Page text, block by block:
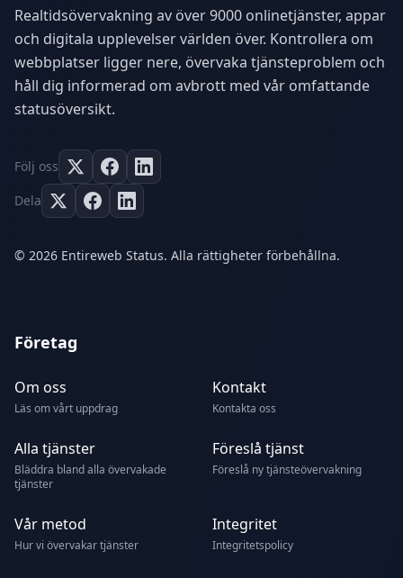
Realtidsövervakning av över 9000 onlinetjänster, appar
och digitala upplevelser världen över. Kontrollera om
webbplatser ligger nere, övervaka tjänsteproblem och
håll dig informerad om avbrott med vår omfattande
statusöversikt.
Följ oss
Dela
© 2026 Entireweb Status. Alla rättigheter förbehållna.
Företag
Om oss
Läs om vårt uppdrag
Kontakt
Kontakta oss
Alla tjänster
Bläddra bland alla övervakade
tjänster
Föreslå tjänst
Föreslå ny tjänsteövervakning
Vår metod
Hur vi övervakar tjänster
Integritet
Integritetspolicy